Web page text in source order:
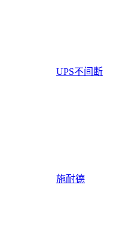
UPS不间断
施耐德